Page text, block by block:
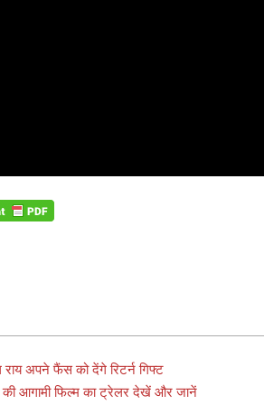
अपने फैंस को देंगे रिटर्न गिफ्ट
की आगामी फिल्म का ट्रेलर देखें और जानें